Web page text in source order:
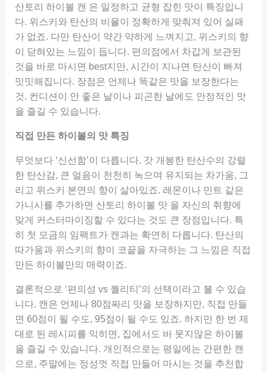
산토리 하이볼 캔 은 일정하고 균형 잡힌 맛이 특징입니
다. 위스키와 탄산의 비율이 정확하게 맞춰져 있어 실패
가 없죠. 다만 탄산이 약간 약하게 느껴지고, 위스키의 향
이 닫혀있는 느낌이 듭니다. 편의점에서 차갑게 보관된
것을 바로 마시면 best지만, 시간이 지나면 탄산이 빠져
밋밋해집니다. 장점은 언제나 똑같은 맛을 보장한다는
것. 컨디션이 안 좋은 날이나 피곤한 날에도 안정적인 맛
을 즐길 수 있습니다.
직접 만든 하이볼의 맛 특징
무엇보다 ‘신선함’이 다릅니다. 갓 개봉한 탄산수의 강렬
한 탄산감, 큰 얼음이 천천히 녹으며 유지되는 차가움, 그
리고 위스키 본연의 향이 살아있죠. 레몬이나 민트 같은
가니시를 추가하면 산토리 하이볼 맛 을 자신의 취향에
맞게 커스터마이징할 수 있다는 것도 큰 장점입니다. 특
히 첫 모금의 임팩트가 캔과는 확연히 다릅니다. 탄산의
따가움과 위스키의 향이 코끝을 자극하는 그 느낌은 직접
만든 하이볼만의 매력이죠.
결론적으로 ‘편의성 vs 퀄리티’의 선택이라고 볼 수 있습
니다. 캔은 언제나 80점짜리 맛을 보장하지만, 직접 만들
면 60점이 될 수도, 95점이 될 수도 있죠. 하지만 한 번 제
대로 된 레시피를 익히면, 집에서도 바 못지않은 하이볼
을 즐길 수 있습니다. 개인적으로는 평일에는 간편한 캔
으로, 주말에는 정성껏 직접 만들어 마시는 것을 추천합